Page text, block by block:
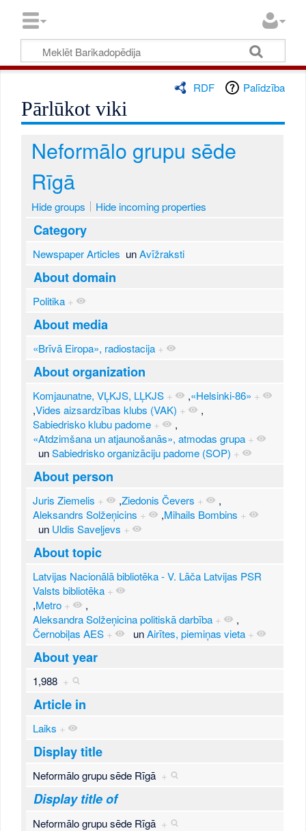
RDF Palīdzība
Pārlūkot viki
Neformālo grupu sēde
Rīgā
Hide groups Hide incoming properties
Category
Newspaper Articles unAvīžraksti
About domain
Politika +
About media
«Brīvā Eiropa», radiostacija +
About organization
Komjaunatne, VĻKJS, LĻKJS + ,«Helsinki-86» +
,Vides aizsardzības klubs (VAK) +
,
Sabiedrisko klubu padome +
,
«Atdzimšana un atjaunošanās», atmodas grupa +
unSabiedrisko organizāciju padome (SOP) +
About person
Juris Ziemelis + ,Ziedonis Čevers +
,
Aleksandrs Solžeņicins + ,Mihails Bombins +
un Uldis Saveļjevs +
About topic
Latvijas Nacionālā bibliotēka - V. Lāča Latvijas PSR
Valsts bibliotēka +
,Metro +
,
Aleksandra Solžeņicina politiskā darbība +
,
Černobiļas AES + unAirītes, piemiņas vieta +
About year
1,988 +
Article in
Laiks +
Display title
Neformālo grupu sēde Rīgā +
Display title of
Neformālo grupu sēde Rīgā +